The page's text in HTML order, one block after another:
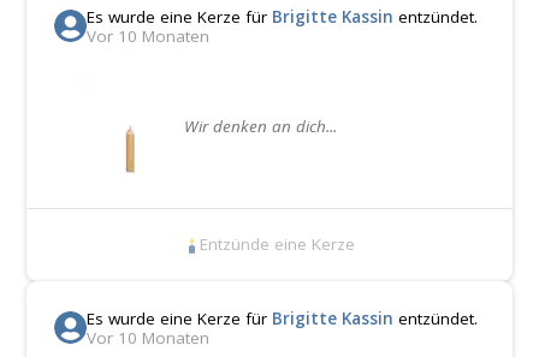
Es wurde eine Kerze für Brigitte Kassin entzündet.
Vor 10 Monaten
Wir denken an dich...
Entzünde eine Kerze
Es wurde eine Kerze für Brigitte Kassin entzündet.
Vor 10 Monaten